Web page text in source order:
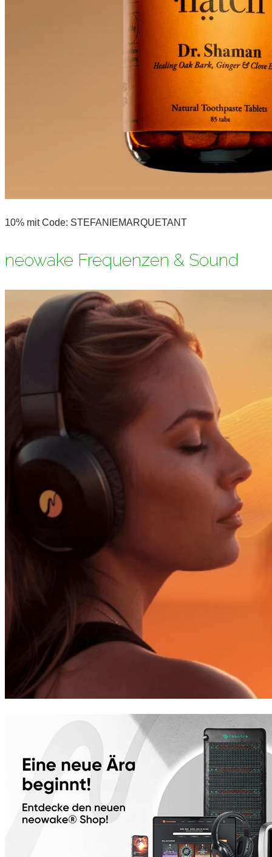
10% mit Code: STEFANIEMARQUETANT
neowake Frequenzen & Sound